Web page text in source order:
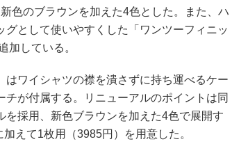
色のブラウンを加えた4色とした。また、ハ
グとして使いやすくした「ワンツーフィニッ
加している。
はワイシャツの襟を潰さずに持ち運べるケー
が付属する。リニューアルのポイントは同
を採用、新色ブラウンを加えた4色で展開す
えて1枚用（3985円）を用意した。